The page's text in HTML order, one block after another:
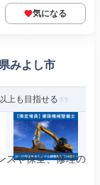
気になる
みよし市
上も目指せる
スや保全、修理の